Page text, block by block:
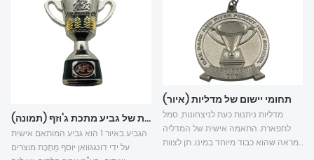
מארז מותאם אישית של גביע מתכת ג'וזף (תמונה)
הגביע באיור 1 הוא גביע המותאם אישית
על ידי דונגגוואן יוסף מַתֶכֶת מוצרים
תחומי יישום של מדליות (איור)
מדליות ניתנות כעת לניצחונות, סמל
לתפארת. התאמה אישית של המדליה
מראה שהוא כבוד מיוחד במינו. תן לצוות